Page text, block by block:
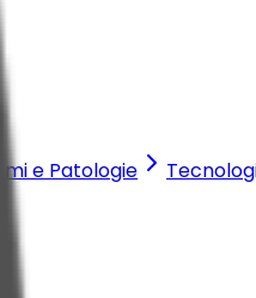
e Patologie